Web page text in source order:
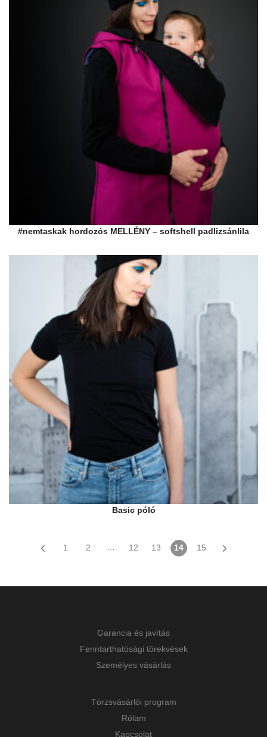
#nemtaskak hordozós MELLÉNY – softshell padlizsánlila
Basic póló
1 2 12 13 14 15
Garancia és javítás
Fenntarthatósági törekvések
Személyes vásárlás
Törzsvásárlói program
Rólam
Kapcsolat